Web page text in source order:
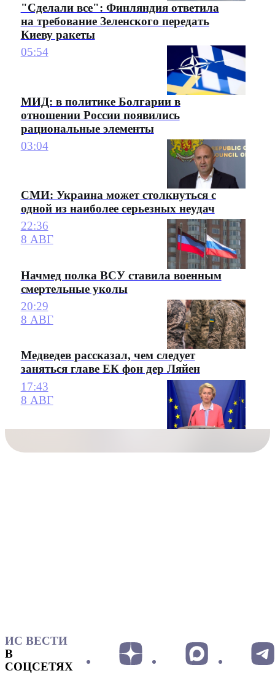
"Сделали все": Финляндия ответила
на требование Зеленского передать
Киеву ракеты
05:54
МИД: в политике Болгарии в
отношении России появились
рациональные элементы
03:04
СМИ: Украина может столкнуться с
одной из наиболее серьезных неудач
22:36
8 АВГ
Начмед полка ВСУ ставила военным
смертельные уколы
20:29
8 АВГ
Медведев рассказал, чем следует
заняться главе ЕК фон дер Ляйен
17:43
8 АВГ
ИС ВЕСТИ
В
СОЦСЕТЯХ